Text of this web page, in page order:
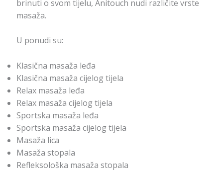
brinuti o svom tijelu, Anitouch nudi različite vrste
masaža.
U ponudi su:
Klasična masaža leđa
Klasična masaža cijelog tijela
Relax masaža leđa
Relax masaža cijelog tijela
Sportska masaža leđa
Sportska masaža cijelog tijela
Masaža lica
Masaža stopala
Refleksološka masaža stopala